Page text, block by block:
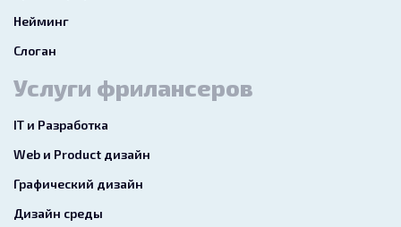
Нейминг
Слоган
Услуги фрилансеров
IT и Разработка
Web и Product дизайн
Графический дизайн
Дизайн среды